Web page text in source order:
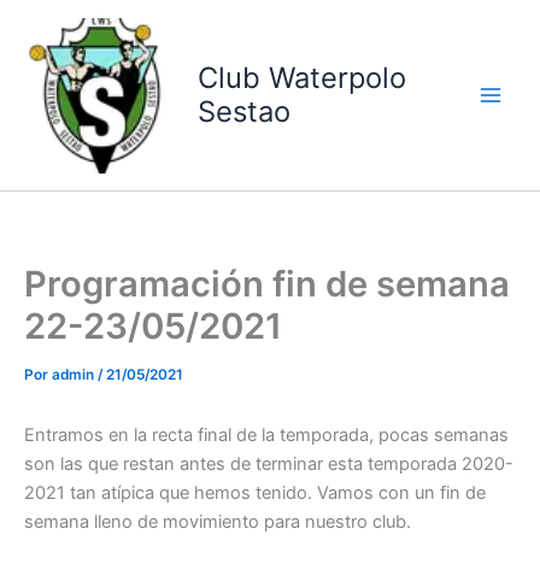
contenido
Club Waterpolo
Sestao
Programación fin de semana
22-23/05/2021
Por admin /21/05/2021
Entramos en la recta final de la temporada, pocas semanas
son las que restan antes de terminar esta temporada 2020-
2021 tan atípica que hemos tenido. Vamos con un fin de
semana lleno de movimiento para nuestro club.